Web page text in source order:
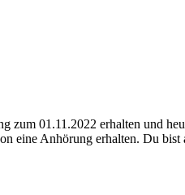
zum 01.11.2022 erhalten und
eine Anhörung erhalten. Du